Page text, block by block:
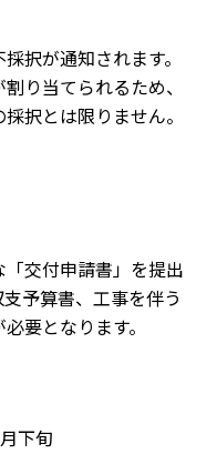
択が通知されます。
り当てられるため、
択とは限りません。
交付申請書」を提出
予算書、工事を伴う
要となります。
下旬